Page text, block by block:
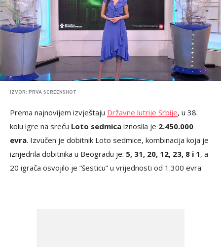
IZVOR: PRVA SCREENSHOT
Prema najnovijem izvještaju Državne lutrije Srbije, u 38.
kolu igre na sreću Loto sedmica iznosila je 2.450.000
evra. Izvučen je dobitnik Loto sedmice, kombinacija koja je
iznjedrila dobitnika u Beogradu je: 5, 31, 20, 12, 23, 8 i 1, a
20 igrača osvojilo je “šesticu” u vrijednosti od 1.300 evra.